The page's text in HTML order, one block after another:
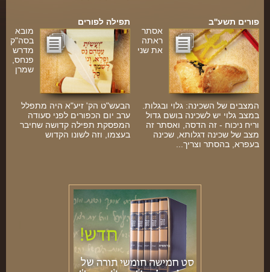
תפילה לפורים
מובא
בסה"ק
מדרש
פנחס,
שמרן
הבעש"ט הק' זיע"א היה מתפלל
ערב יום הכפורים לפני סעודה
המפסקת תפילה קדושה שחיבר
בעצמו, וזה לשונו הקדוש
פורים תשע''ב
אסתר
ראתה
את שני
המצבים של השכינה: גלוי ובגלות.
במצב גלוי יש לשכינה בושם גדול
וריח ניכוח - זה הדסה, ואסתר זה
מצב של שכינה דגלותא, שכינה
בעפרא, בהסתר וצריך...